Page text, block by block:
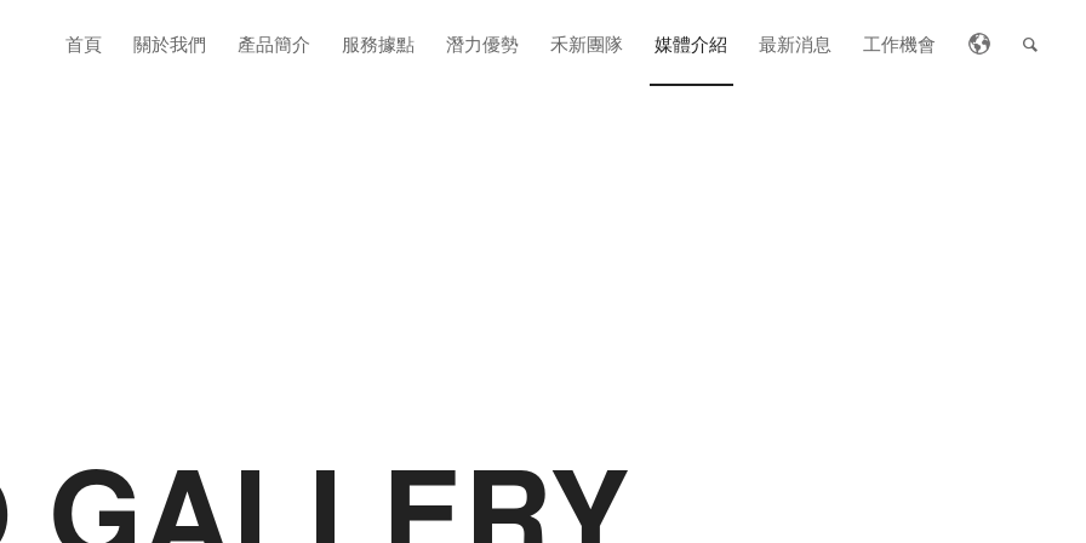
首頁 關於我們 產品簡介 服務據點 潛力優勢 禾新團隊 媒體介紹 最新消息 工作機會